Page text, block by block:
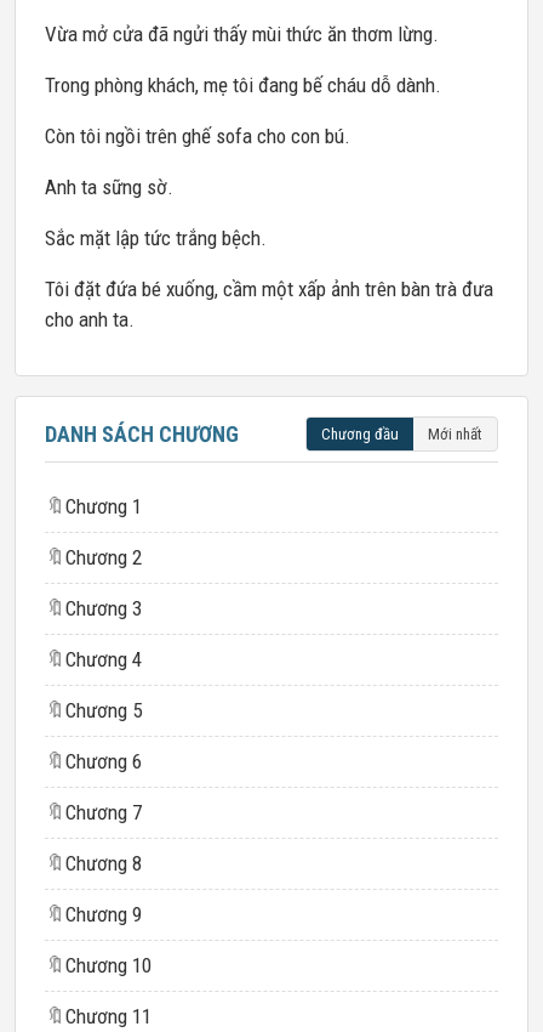
Vừa mở cửa đã ngửi thấy mùi thức ăn thơm lừng.
Trong phòng khách, mẹ tôi đang bế cháu dỗ dành.
Còn tôi ngồi trên ghế sofa cho con bú.
Anh ta sững sờ.
Sắc mặt lập tức trắng bệch.
Tôi đặt đứa bé xuống, cầm một xấp ảnh trên bàn trà đưa
cho anh ta.
DANH SÁCH CHƯƠNG Chương đầu Mới nhất
🔖 Chương 1
🔖 Chương 2
🔖 Chương 3
🔖 Chương 4
🔖 Chương 5
🔖 Chương 6
🔖 Chương 7
🔖 Chương 8
🔖 Chương 9
🔖 Chương 10
🔖 Chương 11